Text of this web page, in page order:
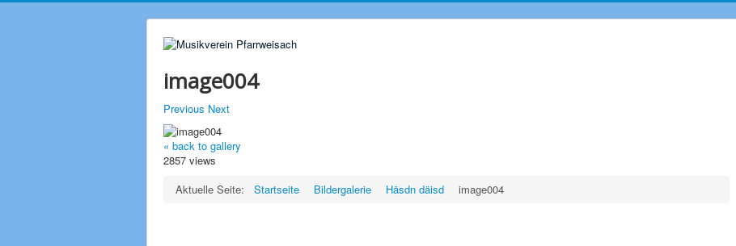
image004
Previous Next
« back to gallery
2857 views
Aktuelle Seite:
Startseite Bildergalerie Häsdn däisd image004